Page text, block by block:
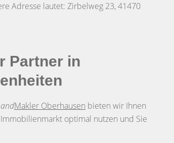
Adresse lautet: Zirbelweg 23, 41470
Partner in
Makler Oberhausen bieten wir Ihnen
optimal nutzen und Sie